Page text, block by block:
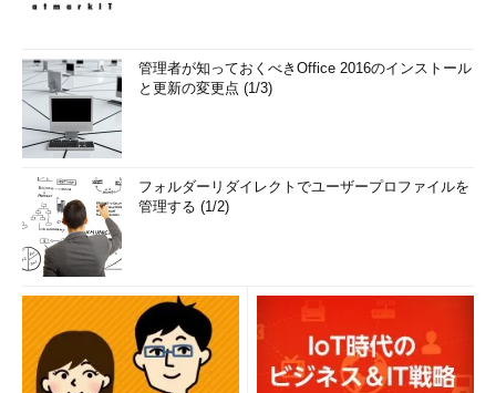
管理者が知っておくべきOffice 2016のインストール
と更新の変更点 (1/3)
フォルダーリダイレクトでユーザープロファイルを
管理する (1/2)